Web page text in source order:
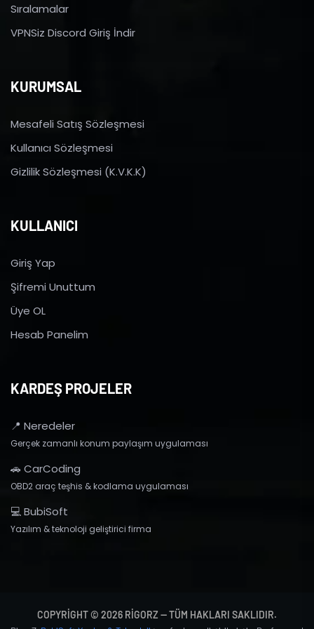
Sıralamalar
VPNSiz Discord Giriş İndir
KURUMSAL
Mesafeli Satış Sözleşmesi
Kullanıcı Sözleşmesi
Gizlilik Sözleşmesi (K.V.K.K)
KULLANICI
Giriş Yap
Şifremi Unuttum
Üye OL
Hesab Panelim
KARDEŞ PROJELER
📍 Neredeler
Gerçek zamanlı konum paylaşım uygulaması
🚗 CarCoding
OBD2 araç teşhis & kodlama uygulaması
💻 BubiSoft
Yazılım & teknoloji geliştirici firma
COPYRIGHT © 2026 RIGORZ — TÜM HAKLARI SAKLIDIR.